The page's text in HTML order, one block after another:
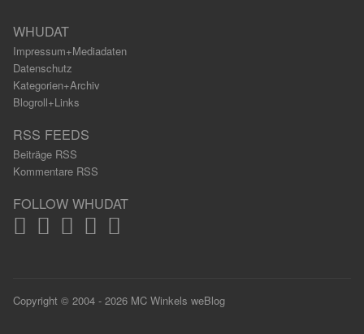
WHUDAT
Impressum+Mediadaten
Datenschutz
Kategorien+Archiv
Blogroll+Links
RSS FEEDS
Beiträge RSS
Kommentare RSS
FOLLOW WHUDAT
Copyright © 2004 - 2026 MC Winkels weBlog